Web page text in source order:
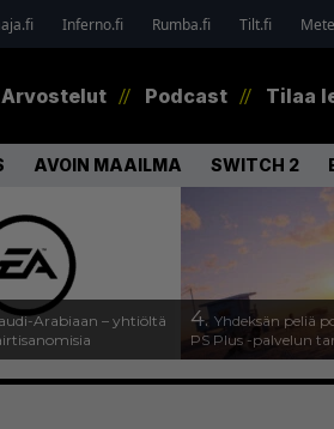
Inferno.fi Rumba.fi Tilt.fi
Arvostelut Podcast Tilaa
AVOIN MAAILMA SWITCH 2
Arabiaan – yhtiöltä
4. Yhdeksän peliä
PS Plus -palvelun